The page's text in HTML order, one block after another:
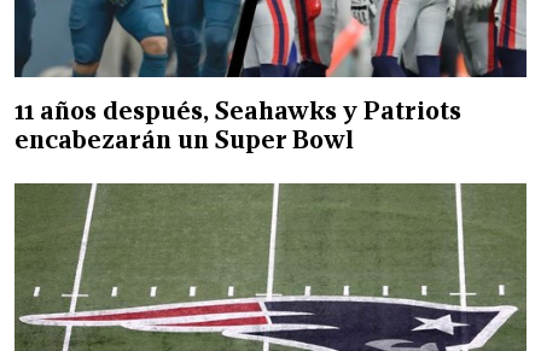
11 años después, Seahawks y Patriots
encabezarán un Super Bowl